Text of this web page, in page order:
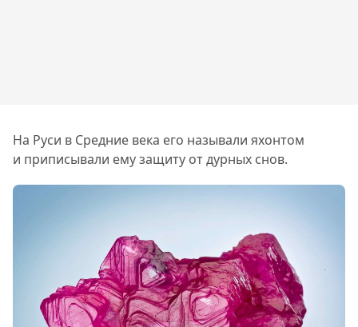
На Руси в Средние века его называли яхонтом
и приписывали ему защиту от дурных снов.